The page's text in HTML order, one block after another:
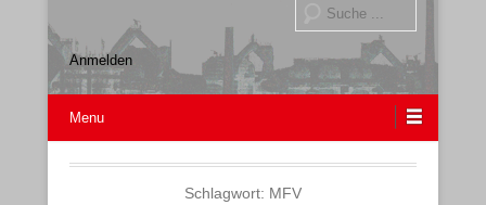
Anmelden
Menu
Schlagwort: MFV